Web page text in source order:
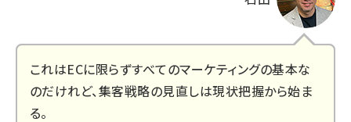
これはECに限らずすべてのマーケティングの基本な
のだけれど、集客戦略の見直しは現状把握から始ま
る。